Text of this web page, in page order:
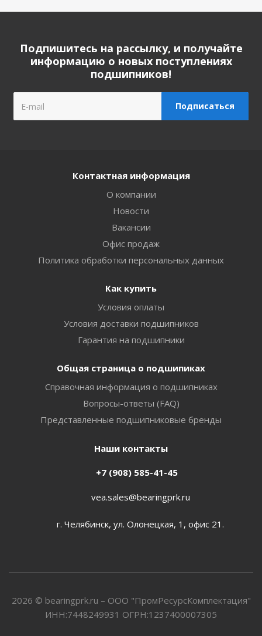
Подпишитесь на рассылку, и получайте
информацию о новых поступлениях
подшипников!
Контактная информация
О компании
Новости
Вакансии
Офис продаж
Политика обработки персональных данных
Как купить
Условия оплаты
Условия доставки подшипников
Гарантия на подшипники
Общая страница о подшипиках
Справочная информация о подшипниках
Вопросы-ответы (FAQ)
Представленные подшипниковые бренды
Наши контакты
+7 (908) 585-41-45
vea.sales@bearingprk.ru
г. Челябинск, ул. Олонецкая, 1, офис 21.
2026 © bearingprk.ru – ООО "ПромРесурсКомплектация"
ИНН:7448249931 ОГРН:1237400007305